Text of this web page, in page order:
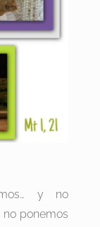
y no
ponemos